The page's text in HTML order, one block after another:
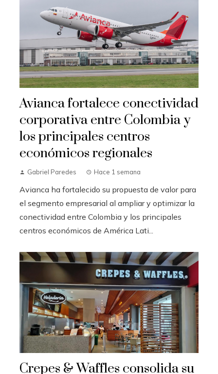
Avianca fortalece conectividad
corporativa entre Colombia y
los principales centros
económicos regionales
Gabriel Paredes Hace 1 semana
Avianca ha fortalecido su propuesta de valor para
el segmento empresarial al ampliar y optimizar la
conectividad entre Colombia y los principales
centros económicos de América Lati...
Crepes & Waffles consolida su